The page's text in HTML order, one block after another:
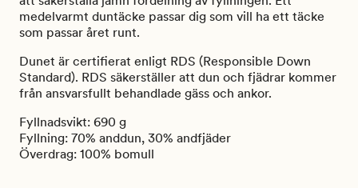
medelvarmt duntäcke passar dig som vill ha ett täcke
som passar året runt.
Dunet är certifierat enligt RDS (Responsible Down
Standard). RDS säkerställer att dun och fjädrar kommer
från ansvarsfullt behandlade gäss och ankor.
Fyllnadsvikt: 690 g
Fyllning: 70% anddun, 30% andfjäder
Överdrag: 100% bomull